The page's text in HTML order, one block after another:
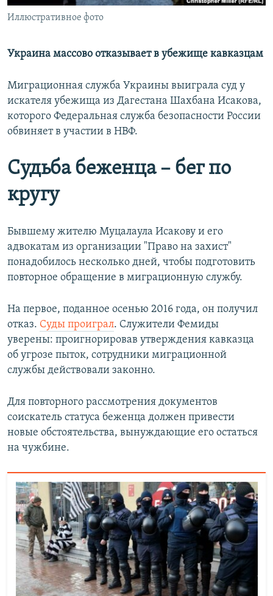
Все сайты РСЕ/РС
Иллюстративное фото
Украина массово отказывает в убежище кавказцам
Миграционная служба Украины выиграла суд у
искателя убежища из Дагестана Шахбана Исакова,
которого Федеральная служба безопасности России
обвиняет в участии в НВФ.
Судьба беженца – бег по
кругу
Бывшему жителю Муцалаула Исакову и его
адвокатам из организации "Право на захист"
понадобилось несколько дней, чтобы подготовить
повторное обращение в миграционную службу.
На первое, поданное осенью 2016 года, он получил
отказ. Суды проиграл. Служители Фемиды
уверены: проигнорировав утверждения кавказца
об угрозе пыток, сотрудники миграционной
службы действовали законно.
Для повторного рассмотрения документов
соискатель статуса беженца должен привести
новые обстоятельства, вынуждающие его остаться
на чужбине.